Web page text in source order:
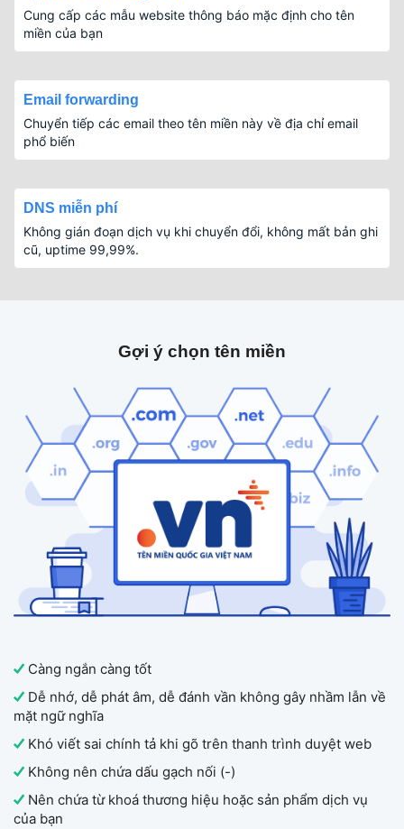
Cung cấp các mẫu website thông báo mặc định cho tên
miền của bạn
Email forwarding
Chuyển tiếp các email theo tên miền này về địa chỉ email
phổ biến
DNS miễn phí
Không gián đoạn dịch vụ khi chuyển đổi, không mất bản ghi
cũ, uptime 99,99%.
Gợi ý chọn tên miền
Càng ngắn càng tốt
Dễ nhớ, dễ phát âm, dễ đánh vần không gây nhầm lẫn về
mặt ngữ nghĩa
Khó viết sai chính tả khi gõ trên thanh trình duyệt web
Không nên chứa dấu gạch nối (-)
Nên chứa từ khoá thương hiệu hoặc sản phẩm dịch vụ
của bạn